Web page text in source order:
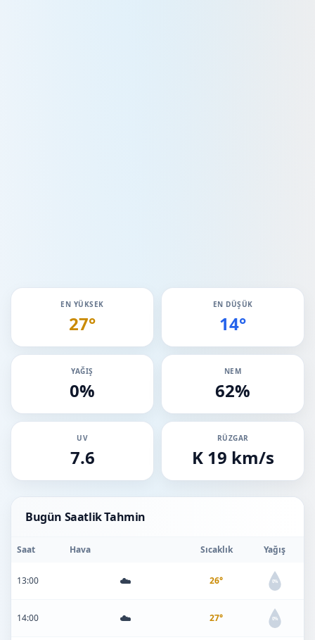
EN YÜKSEK
27°
EN DÜŞÜK
14°
YAĞIŞ
0%
NEM
62%
UV
7.6
RÜZGAR
K 19 km/s
Bugün Saatlik Tahmin
Saat Hava Sıcaklık Yağış
13:00 ☁️ 26° 0%
14:00 ☁️ 27° 0%